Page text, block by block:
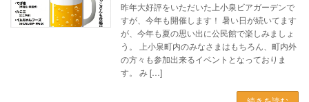
昨年大好評をいただいた上小泉ビアガーデンで
すが、今年も開催します！ 暑い日が続いてます
が、今年も夏の思い出に公民館で楽しみましょ
う。 上小泉町内のみなさまはもちろん、町内外
の方々も参加出来るイベントとなっておりま
す。 み […]